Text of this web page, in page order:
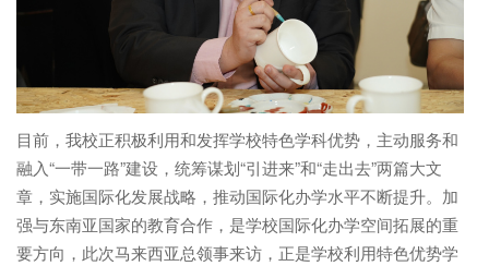
目前，我校正积极利用和发挥学校特色学科优势，主动服务和
融入“一带一路”建设，统筹谋划“引进来”和“走出去”两篇大文
章，实施国际化发展战略，推动国际化办学水平不断提升。加
强与东南亚国家的教育合作，是学校国际化办学空间拓展的重
要方向，此次马来西亚总领事来访，正是学校利用特色优势学